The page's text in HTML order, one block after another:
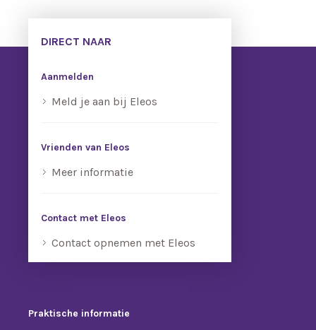
DIRECT NAAR
Aanmelden
Meld je aan bij Eleos
Vrienden van Eleos
Meer informatie
Contact met Eleos
Contact opnemen met Eleos
Praktische informatie